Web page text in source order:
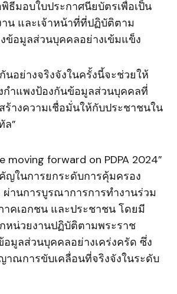
ธีมอบใบประกาศนียบัตรเพื่อเป็น
น และเจ้าหน้าที่ที่ปฏิบัติตาม
ข้อมูลส่วนบุคคลอย่างเข้มแข็ง
นอย่างจริงจังในครั้งนี้จะช่วยให้
กำแพงป้องกันข้อมูลส่วนบุคคลที่
ร้างความเชื่อมั่นให้กับประชาชนใน
ล”
moving forward on PDPA 2024”
ญในการยกระดับการคุ้มครอง
านการบูรณาการการทำงานร่วม
คเอกชน และประชาชน โดยมี
หน่วยงานปฏิบัติตามพระราช
มูลส่วนบุคคลอย่างเคร่งครัด ซึ่ง
าณการขับเคลื่อนที่จริงจังในระดับ